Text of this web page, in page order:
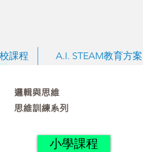
課程 A.I. STEAM教育方案
思維訓練系列
邏輯與思維
小學課程